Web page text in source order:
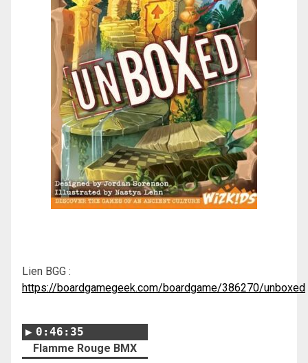
Lien BGG :
https://boardgamegeek.com/boardgame/386270/unboxed
0:46:35
Flamme Rouge BMX